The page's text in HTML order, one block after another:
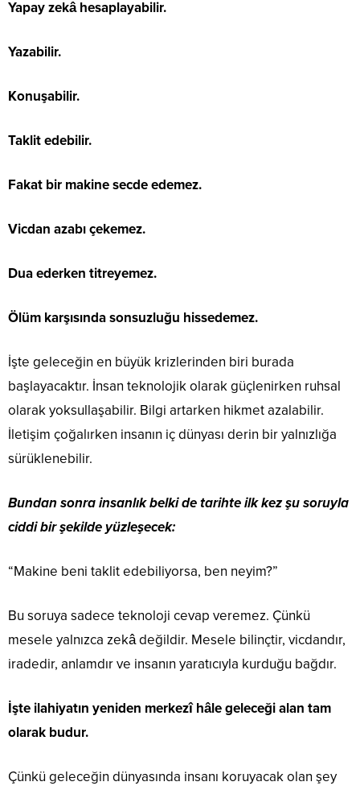
Yapay zekâ hesaplayabilir.
Yazabilir.
Konuşabilir.
Taklit edebilir.
Fakat bir makine secde edemez.
Vicdan azabı çekemez.
Dua ederken titreyemez.
Ölüm karşısında sonsuzluğu hissedemez.
İşte geleceğin en büyük krizlerinden biri burada
başlayacaktır. İnsan teknolojik olarak güçlenirken ruhsal
olarak yoksullaşabilir. Bilgi artarken hikmet azalabilir.
İletişim çoğalırken insanın iç dünyası derin bir yalnızlığa
sürüklenebilir.
Bundan sonra insanlık belki de tarihte ilk kez şu soruyla
ciddi bir şekilde yüzleşecek:
“Makine beni taklit edebiliyorsa, ben neyim?”
Bu soruya sadece teknoloji cevap veremez. Çünkü
mesele yalnızca zekâ değildir. Mesele bilinçtir, vicdandır,
iradedir, anlamdır ve insanın yaratıcıyla kurduğu bağdır.
İşte ilahiyatın yeniden merkezî hâle geleceği alan tam
olarak budur.
Çünkü geleceğin dünyasında insanı koruyacak olan şey